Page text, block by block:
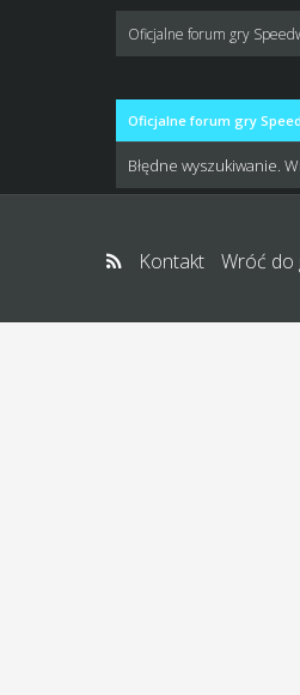
Oficjalne forum gry
Oficjalne forum gry
Błędne wyszukiwanie.
Kontakt Wróć do